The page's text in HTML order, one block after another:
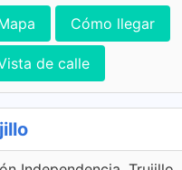
Cómo llegar
de calle